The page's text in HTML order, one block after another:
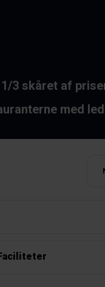
3 skåret af
med